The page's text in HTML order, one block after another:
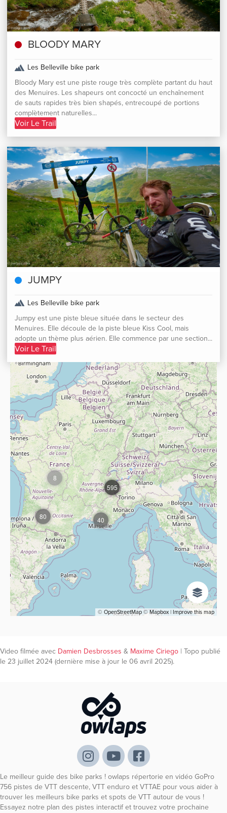
BLOODY MARY
Les Belleville bike park
Bloody Mary est une piste rouge très complète partant du haut
des Menuires. Les shapeurs ont concocté un enchaînement
de sauts rapides très bien shapés, entrecoupé de portions
complètement naturelles...
Voir Le Trail
JUMPY
Les Belleville bike park
Jumpy est une piste bleue située dans le secteur des
Menuires. Elle découle de la piste bleue Kiss Cool, mais
adopte un thème plus aérien. Elle commence par une section...
Voir Le Trail
8
40
80
595
© OpenStreetMap©Mapbox|Improve this map
Video filmée avec Damien Desbrosses & Maxime Ciriego | Topo publié
le 23 juillet 2024 (dernière mise à jour le 06 avril 2025).
Le meilleur guide des bike parks ! owlaps répertorie en vidéo GoPro
756 pistes de VTT descente, VTT enduro et VTTAE pour vous aider à
trouver les meilleurs bike parks et spots de VTT autour de vous !
Essayez notre plan des pistes interactif et trouvez votre prochaine